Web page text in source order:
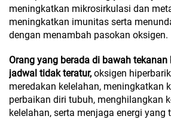
meningkatkan mikrosirkulasi dan
meningkatkan imunitas serta
dengan menambah pasokan oksigen.
Orang yang berada di bawah
jadwal tidak teratur, oksigen
meredakan kelelahan, meningkatkan
perbaikan diri tubuh, menghilangkan
kelelahan, serta menjaga energi yang